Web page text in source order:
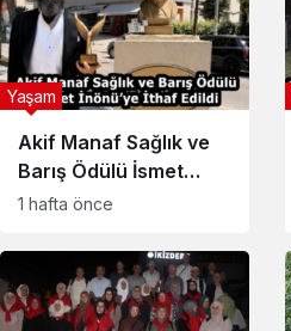
Akif Manaf Sağlık ve
Barış Ödülü İsmet
İnönü’ye İthaf Edildi
Yaşam
1 hafta önce